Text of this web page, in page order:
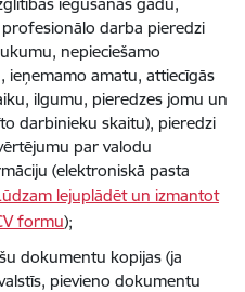
darba pieredzi
nepieciešamo
amatu, attiecīgās
ilgumu, pieredzes jomu un
darbinieku skaitu), pieredzi
par valodu
(elektroniskā pasta
lejuplādēt un izmantot
formu);
dokumentu kopijas (ja
pievieno dokumentu